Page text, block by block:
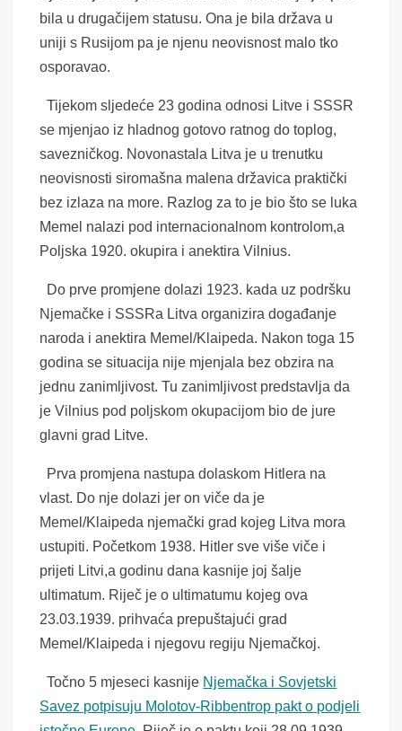
bila u drugačijem statusu. Ona je bila država u
uniji s Rusijom pa je njenu neovisnost malo tko
osporavao.
Tijekom sljedeće 23 godina odnosi Litve i SSSR
se mjenjao iz hladnog gotovo ratnog do toplog,
savezničkog. Novonastala Litva je u trenutku
neovisnosti siromašna malena državica praktički
bez izlaza na more. Razlog za to je bio što se luka
Memel nalazi pod internacionalnom kontrolom,a
Poljska 1920. okupira i anektira Vilnius.
Do prve promjene dolazi 1923. kada uz podršku
Njemačke i SSSRa Litva organizira događanje
naroda i anektira Memel/Klaipeda. Nakon toga 15
godina se situacija nije mjenjala bez obzira na
jednu zanimljivost. Tu zanimljivost predstavlja da
je Vilnius pod poljskom okupacijom bio de jure
glavni grad Litve.
Prva promjena nastupa dolaskom Hitlera na
vlast. Do nje dolazi jer on viče da je
Memel/Klaipeda njemački grad kojeg Litva mora
ustupiti. Početkom 1938. Hitler sve više viče i
prijeti Litvi,a godinu dana kasnije joj šalje
ultimatum. Riječ je o ultimatumu kojeg ova
23.03.1939. prihvaća prepuštajući grad
Memel/Klaipeda i njegovu regiju Njemačkoj.
Točno 5 mjeseci kasnije Njemačka i Sovjetski
Savez potpisuju Molotov-Ribbentrop pakt o podjeli